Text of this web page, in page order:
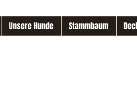
Unsere Hunde Stammbaum